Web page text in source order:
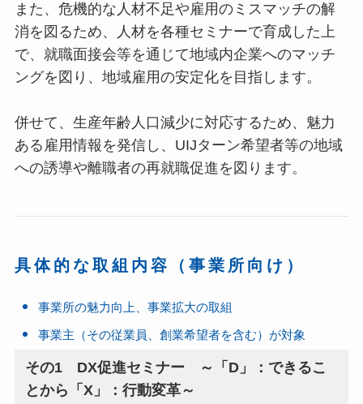
また、危機的な人材不足や雇用のミスマッチの解
消を図るため、人材を各種セミナーで育成した上
で、就職面接会等を通じて地域内企業へのマッチ
ングを図り、地域雇用の安定化を目指します。
併せて、生産年齢人口減少に対応するため、魅力
ある雇用情報を発信し、UIJターン希望者等の地域
への誘導や離職者の再就職促進を図ります。
具体的な取組内容（事業所向け）
事業所の魅力向上、事業拡大の取組
事業主（その従業員、創業希望者を含む）が対象
その1 DX促進セミナー ～「D」：できるこ
とから「X」：行動変革～